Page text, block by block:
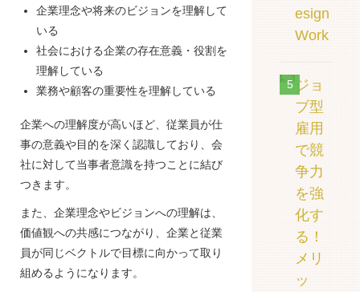
企業理念や将来のビジョンを理解して
いる
社会における企業の存在意義・役割を
理解している
業務や顧客の重要性を理解している
企業への理解度が高いほど、従業員が仕
事の意義や目的を深く認識しており、会
社に対して当事者意識を持つことに結び
つきます。
また、企業理念やビジョンへの理解は、
価値観への共感につながり、企業と従業
員が同じベクトルで目標に向かって取り
組めるようになります。
esign
Work
5 ジョ
ブ型
雇用
で競
争力
を強
化す
る！
メリ
ッ